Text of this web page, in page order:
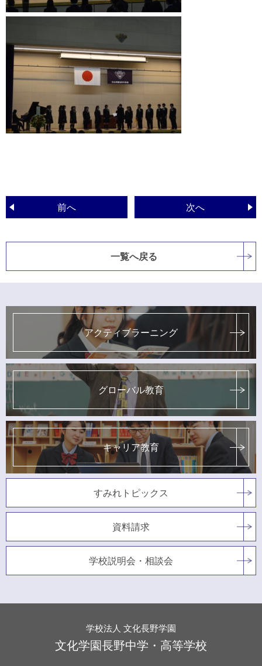
前へ 次へ
一覧へ戻る
アクティブラーニング
グローバル教育
キャリア教育
すみれトピックス
資料請求
学校説明会・相談会
学校法人 文化長野学園
文化学園長野中学・高等学校